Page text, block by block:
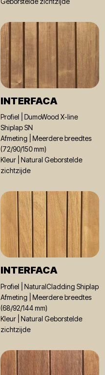
INTERFACA
Profiel | DumoWood X-line
Shiplap SN
Afmeting | Meerdere breedtes
(72/90/150 mm)
Kleur | Natural Geborstelde
zichtzijde
INTERFACA
Profiel | NaturalCladding Shiplap
Afmeting | Meerdere breedtes
(68/92/144 mm)
Kleur | Natural Geborstelde
zichtzijde